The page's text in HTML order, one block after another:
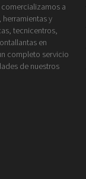
a
y
tecnicentros,
en
completo servicio
de nuestros